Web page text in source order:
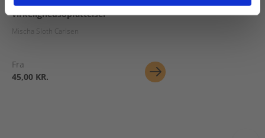
virkelighedsopfattelser
Mischa Sloth Carlsen
Fra
45,00 KR.